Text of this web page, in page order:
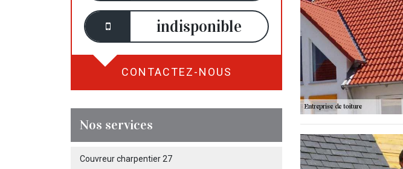
indisponible
CONTACTEZ-NOUS
Nos services
Couvreur charpentier 27